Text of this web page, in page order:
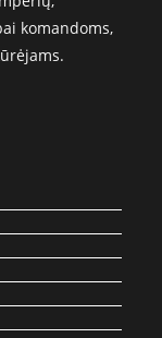
komandoms,